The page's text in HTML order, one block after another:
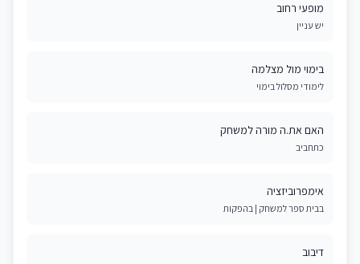
מופעי רחוב
יש עניין
בימוי מול מצלמה
לימודי מסלול בימוי
האם את.ה מורה למשחק
כתחביב
אימפרוביזציה
בבית ספר למשחק | בהפקות
דיבוב